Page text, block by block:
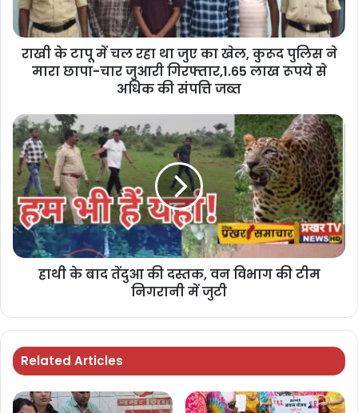
राखी के टापू में चल रहा था जुए का खेल, कुरूद पुलिस ने
मारा छापा-चार जुआरी गिरफ्तार,1.65 लाख रूपये से
अधिक की संपत्ति जब्त
हाथी के बाद तेंदुआ की दस्तक, वन विभाग की टीम
निगरानी में जुटी
Related Articles